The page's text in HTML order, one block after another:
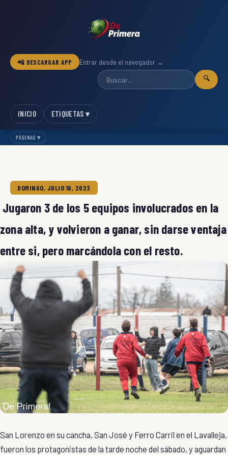
📲 DESCARGAR APP Entrar desde el navegador →
🔍
INICIO ETIQUETAS ▾
PÁGINAS ▾
DOMINGO, JULIO 16, 2023
Jugaron 3 de los 5 equipos involucrados en la
zona alta, y volvieron a ganar, sin darse ventaja
entre si, pero marcándola con el resto.
San Lorenzo en su cancha, San José y Ferro Carril en el Lavalleja,
fueron los protagonistas de la tarde noche del sábado, y aguardan